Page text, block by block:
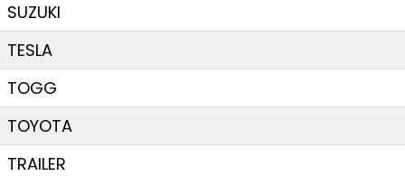
SUZUKI
TESLA
TOGG
TOYOTA
TRAILER